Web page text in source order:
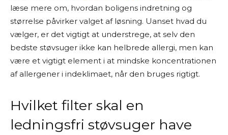
læse mere om, hvordan boligens indretning og
størrelse påvirker valget af løsning. Uanset hvad du
vælger, er det vigtigt at understrege, at selv den
bedste støvsuger ikke kan helbrede allergi, men kan
være et vigtigt element i at mindske koncentrationen
af allergener i indeklimaet, når den bruges rigtigt.
Hvilket filter skal en
ledningsfri støvsuger have